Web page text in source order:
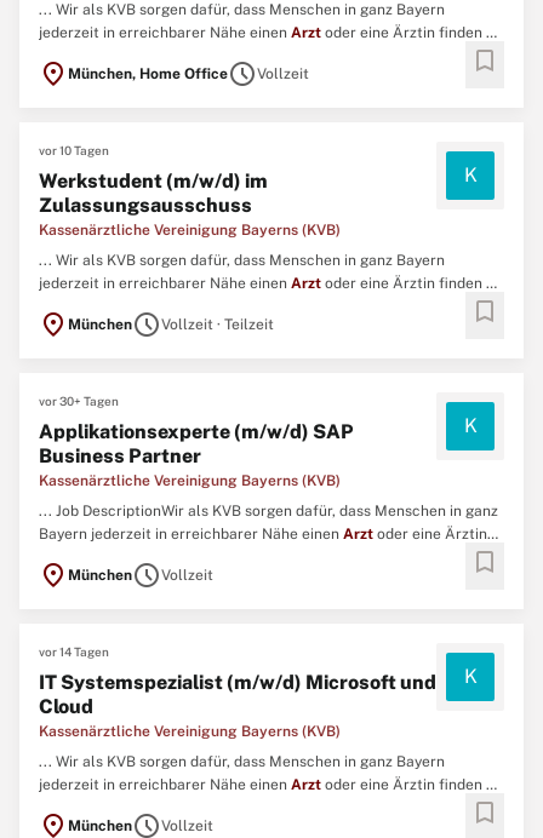
... Wir als KVB sorgen dafür, dass Menschen in ganz Bayern
jederzeit in erreichbarer Nähe einen Arzt oder eine Ärztin finden –
location_on München, Home OfficescheduleVollzeit bookmark
vor 10 Tagen
Werkstudent (m/w/d) im
Zulassungsausschuss
Kassenärztliche Vereinigung Bayerns (KVB)
K
... Wir als KVB sorgen dafür, dass Menschen in ganz Bayern
jederzeit in erreichbarer Nähe einen Arzt oder eine Ärztin finden –
location_on MünchenscheduleVollzeit · Teilzeit bookmark
vor 30+ Tagen
Applikationsexperte (m/w/d) SAP
Business Partner
Kassenärztliche Vereinigung Bayerns (KVB)
K
... Job DescriptionWir als KVB sorgen dafür, dass Menschen in ganz
Bayern jederzeit in erreichbarer Nähe einen Arzt oder eine Ärztin
location_on MünchenscheduleVollzeit bookmark
vor 14 Tagen
IT Systemspezialist (m/w/d) Microsoft und
Cloud
Kassenärztliche Vereinigung Bayerns (KVB)
K
... Wir als KVB sorgen dafür, dass Menschen in ganz Bayern
jederzeit in erreichbarer Nähe einen Arzt oder eine Ärztin finden –
location_on MünchenscheduleVollzeit bookmark